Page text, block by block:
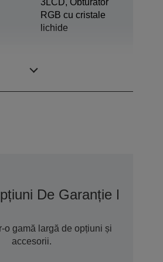
3LCD, Obturator
RGB cu cristale
lichide
De Garanție
o gamă largă de opțiuni și
accesorii.